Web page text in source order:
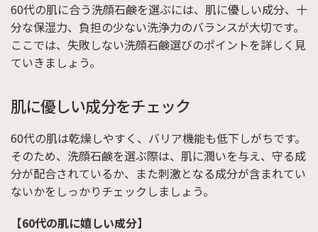
60代の肌に合う洗顔石鹸を選ぶには、肌に優しい成分、十
分な保湿力、負担の少ない洗浄力のバランスが大切です。
ここでは、失敗しない洗顔石鹸選びのポイントを詳しく見
ていきましょう。
肌に優しい成分をチェック
60代の肌は乾燥しやすく、バリア機能も低下しがちです。
そのため、洗顔石鹸を選ぶ際は、肌に潤いを与え、守る成
分が配合されているか、また刺激となる成分が含まれてい
ないかをしっかりチェックしましょう。
【60代の肌に嬉しい成分】